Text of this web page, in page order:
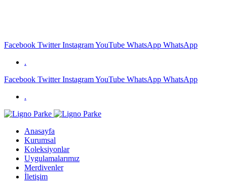
Facebook Twitter InstagramYouTube WhatsApp WhatsApp
.
Facebook Twitter InstagramYouTube WhatsApp WhatsApp
.
Anasayfa
Kurumsal
Koleksiyonlar
Uygulamalarımız
Merdivenler
İletişim